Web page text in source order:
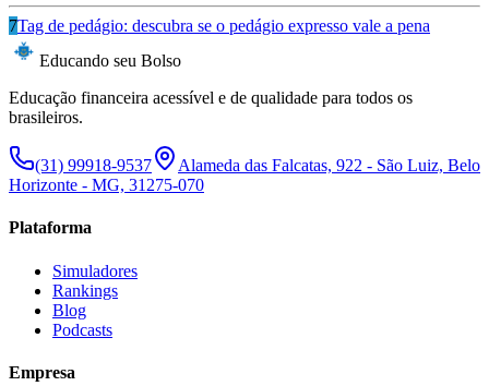
7Tag de pedágio: descubra se o pedágio expresso vale a pena
Educando seu Bolso
Educação financeira acessível e de qualidade para todos os
brasileiros.
(31) 99918-9537
Alameda das Falcatas, 922 - São Luiz, Belo
Horizonte - MG, 31275-070
Plataforma
Simuladores
Rankings
Blog
Podcasts
Empresa